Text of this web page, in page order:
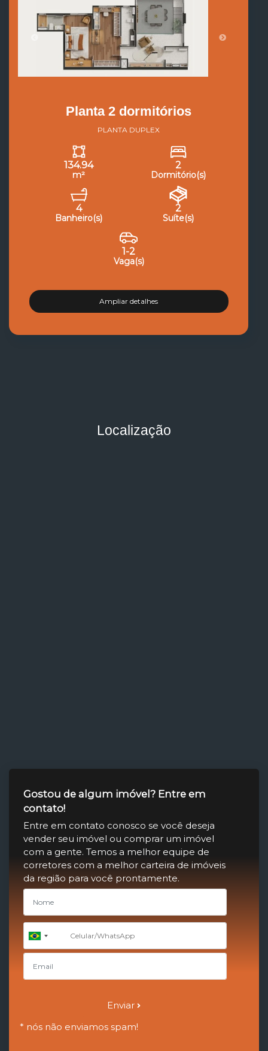
Planta 2 dormitórios
PLANTA DUPLEX
134.94
m²
2
Dormitório(s)
4
Banheiro(s)
2
Suíte(s)
1-2
Vaga(s)
Ampliar detalhes
Localização
Gostou de algum imóvel? Entre em
contato!
Entre em contato conosco se você deseja
vender seu imóvel ou comprar um imóvel
com a gente. Temos a melhor equipe de
corretores com a melhor carteira de imóveis
da região para você prontamente.
Brazil
+55
Enviar
* nós não enviamos spam!